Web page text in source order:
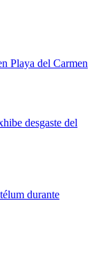
Playa del Carmen
desgaste del
durante